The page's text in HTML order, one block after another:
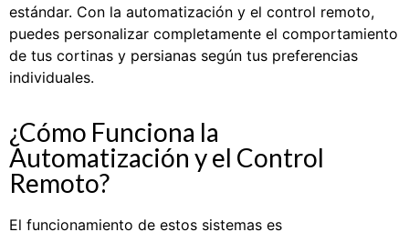
estándar. Con la automatización y el control remoto,
puedes personalizar completamente el comportamiento
de tus cortinas y persianas según tus preferencias
individuales.
¿Cómo Funciona la
Automatización y el Control
Remoto?
El funcionamiento de estos sistemas es